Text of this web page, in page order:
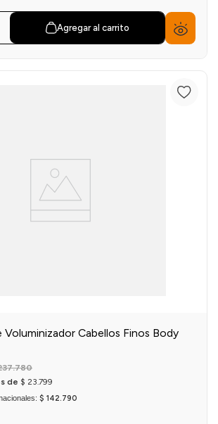
Agregar al carrito
Voluminizador Cabellos Finos Body
.780
de $ 23.799
$ 142.790